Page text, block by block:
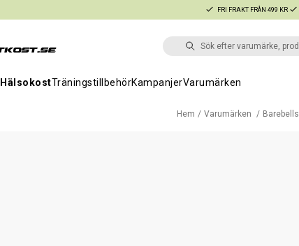
FRI FRAKT FRÅN 499 KR
HälsokostTräningstillbehörKampanjerVarumärken
Hem Varumärken Barebells